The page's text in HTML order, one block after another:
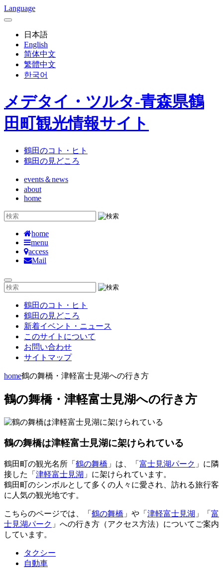
Language
日本語
English
简体中文
繁體中文
한국어
メデタイ・ツルタ-青森県鶴
田町観光情報サイト
鶴田のコト・ヒト
鶴田の見どころ
events＆news
about
home
home
menu
access
Mail
鶴田のコト・ヒト
鶴田の見どころ
新着イベント・ニュース
このサイトについて
お問い合わせ
サイトマップ
home鶴の舞橋・津軽富士見湖への行き方
鶴の舞橋・津軽富士見湖への行き方
鶴の舞橋は津軽富士見湖に架けられている
鶴田町の観光名所「 鶴の舞橋 」は、「 富士見湖パーク 」に隣
接した「 津軽富士見湖 」に架けられています。
鶴田町のシンボルとして多くの人々に愛され、訪れる旅行客
に人気の観光地です。
こちらのページでは、「 鶴の舞橋 」や「 津軽富士見湖 」「 富
士見湖パーク 」への行き方（アクセス方法）についてご案内
しています。
タクシー
自動車